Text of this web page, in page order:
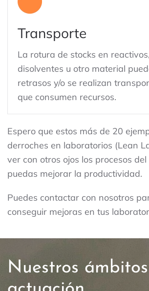
Transporte
La rotura de stocks en
disolventes u otro material
retrasos y/o se realizan
que consumen recursos.
Espero que estos más de 20
derroches en laboratorios (Lean
ver con otros ojos los procesos
puedas mejorar la productividad.
Puedes contactar con nosotros
conseguir mejoras en tus
Nuestros